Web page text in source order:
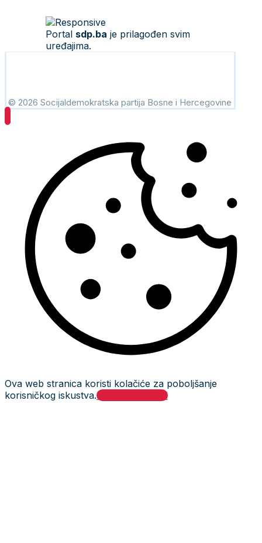
Portal sdp.ba je prilagođen svim
uređajima.
© 2026 Socijaldemokratska partija Bosne i Hercegovine
Ova web stranica koristi kolačiće za poboljšanje
korisničkog iskustva.Prihvati i zatvori